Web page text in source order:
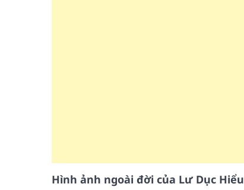
Hình ảnh ngoài đời của Lư Dục Hiểu